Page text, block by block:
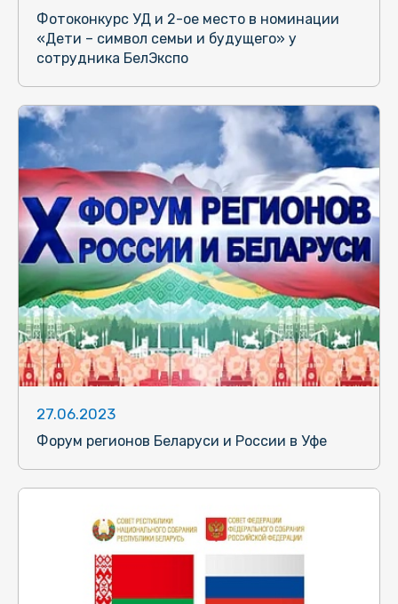
Фотоконкурс УД и 2-ое место в номинации
«Дети – символ семьи и будущего» у
сотрудника БелЭкспо
27.06.2023
Форум регионов Беларуси и России в Уфе